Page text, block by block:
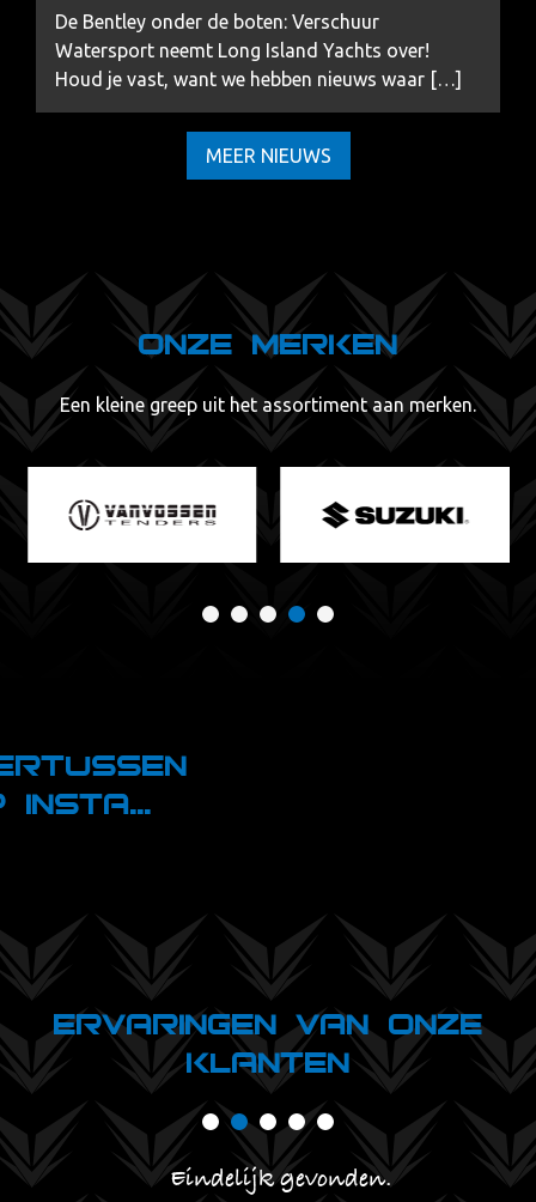
De Bentley onder de boten: Verschuur
Watersport neemt Long Island Yachts over!
Houd je vast, want we hebben nieuws waar […]
MEER NIEUWS
Onze merken
Een kleine greep uit het assortiment aan merken.
Insta...
Ervaringen van onze
klanten
Eindelijk gevonden.